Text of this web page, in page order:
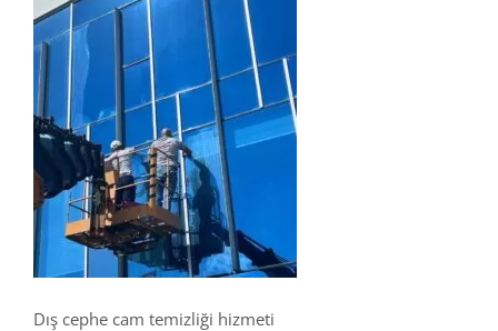
Dış cephe cam temizliği hizmeti